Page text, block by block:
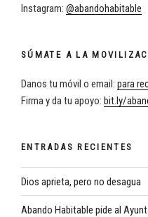
Instagram: @abandohabitable
SÚMATE A LA
Danos tu móvil o email: para
Firma y da tu apoyo: bit.ly/
ENTRADAS RECIENTES
Dios aprieta, pero no desagua
Abando Habitable pide al